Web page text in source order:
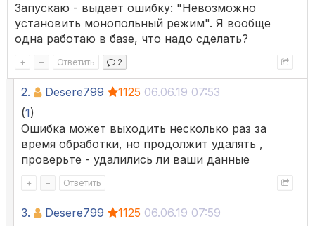
Запускаю - выдает ошибку: "Невозможно
установить монопольный режим". Я вообще
одна работаю в базе, что надо сделать?
+ – Ответить 2
2. Desere799 1125 06.06.19 07:53
(1)
Ошибка может выходить несколько раз за
время обработки, но продолжит удалять ,
проверьте - удалились ли ваши данные
+ – Ответить
3. Desere799 1125 06.06.19 07:59